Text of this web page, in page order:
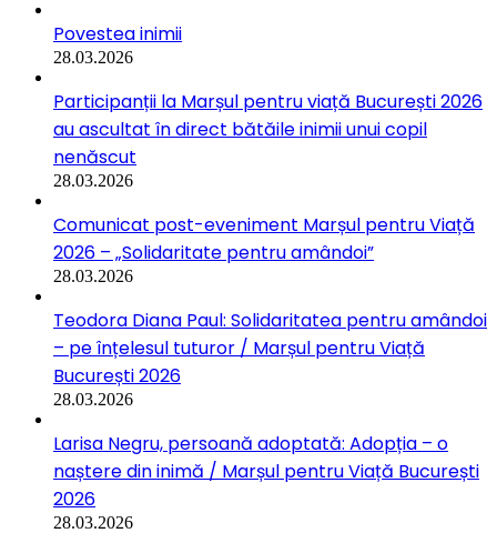
Povestea inimii
28.03.2026
Participanții la Marșul pentru viață București 2026
au ascultat în direct bătăile inimii unui copil
nenăscut
28.03.2026
Comunicat post-eveniment Marșul pentru Viață
2026 – „Solidaritate pentru amândoi”
28.03.2026
Teodora Diana Paul: Solidaritatea pentru amândoi
– pe înțelesul tuturor / Marșul pentru Viață
București 2026
28.03.2026
Larisa Negru, persoană adoptată: Adopția – o
naștere din inimă / Marșul pentru Viață București
2026
28.03.2026